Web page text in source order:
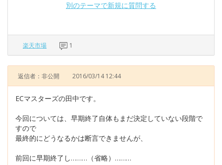
別のテーマで新規に質問する
楽天市場 1
返信者：非公開 2016/03/14 12:44
ECマスターズの田中です。
今回については、早期終了自体もまだ決定していない段階で
すので
最終的にどうなるかは断言できませんが、
前回に早期終了し………（省略）………